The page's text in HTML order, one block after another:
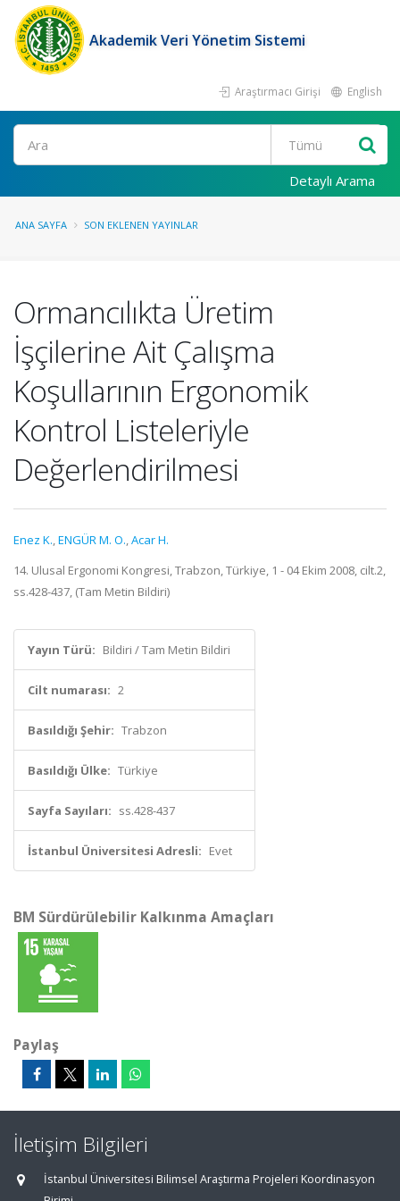
Akademik Veri Yönetim Sistemi
Araştırmacı Girişi English
Ara
Detaylı Arama
ANA SAYFA SON EKLENEN YAYINLAR
Ormancılıkta Üretim
İşçilerine Ait Çalışma
Koşullarının Ergonomik
Kontrol Listeleriyle
Değerlendirilmesi
Enez K.,ENGÜR M. O.,Acar H.
14. Ulusal Ergonomi Kongresi, Trabzon, Türkiye, 1 - 04 Ekim 2008, cilt.2,
ss.428-437, (Tam Metin Bildiri)
Yayın Türü: Bildiri / Tam Metin Bildiri
Cilt numarası: 2
Basıldığı Şehir: Trabzon
Basıldığı Ülke: Türkiye
Sayfa Sayıları: ss.428-437
İstanbul Üniversitesi Adresli: Evet
BM Sürdürülebilir Kalkınma Amaçları
Paylaş
İletişim Bilgileri
İstanbul Üniversitesi Bilimsel Araştırma Projeleri Koordinasyon